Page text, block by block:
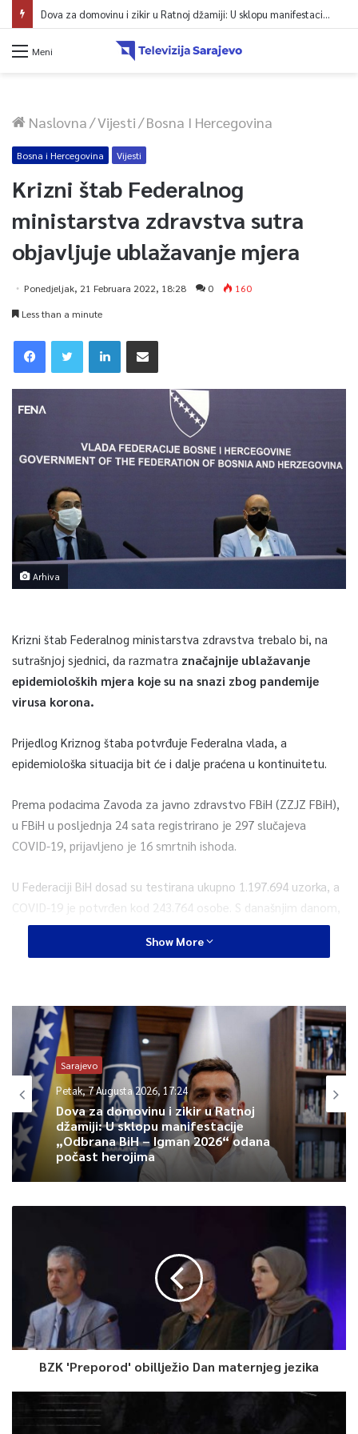
Dova za domovinu i zikir u Ratnoj džamiji: U sklopu manifestacije „Odbrana BiH – Igman 2026“ odana počast herojima
Meni
Naslovna/Vijesti/Bosna I Hercegovina
Bosna i Hercegovina Vijesti
Krizni štab Federalnog
ministarstva zdravstva sutra
objavljuje ublažavanje mjera
Ponedjeljak, 21 Februara 2022, 18:28 0
160
Less than a minute
Arhiva
Krizni štab Federalnog ministarstva zdravstva trebalo bi, na
sutrašnjoj sjednici, da razmatra značajnije ublažavanje
epidemioloških mjera koje su na snazi zbog pandemije
virusa korona.
Prijedlog Kriznog štaba potvrđuje Federalna vlada, a
epidemiološka situacija bit će i dalje praćena u kontinuitetu.
Prema podacima Zavoda za javno zdravstvo FBiH (ZZJZ FBiH),
u FBiH u posljednja 24 sata registrirano je 297 slučajeva
COVID-19, prijavljeno je 16 smrtnih ishoda.
U Federaciji BiH dosad su testirana ukupno 1.197.694 uzorka, a
COVID-19 je potvrđen kod 243.764 osobe. S današnjim danom,
broj smrtnih ishoda na području Federacije BiH je 8.573.
Article Rating
Show More
Sarajevo
Petak, 7 Augusta 2026, 17:24
Dova za domovinu i zikir u Ratnoj
džamiji: U sklopu manifestacije
„Odbrana BiH – Igman 2026“ odana
počast herojima
BZK 'Preporod' obillježio Dan maternjeg jezika